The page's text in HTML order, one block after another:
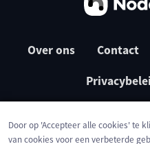
Over ons Contact
Door op 'Accepteer alle cookies' te
van cookies voor een verbeterde